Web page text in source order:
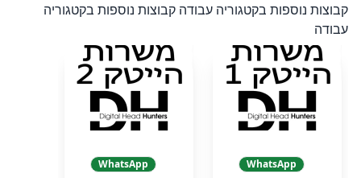
קבוצות נוספות בקטגוריה עבודה קבוצות נוספות בקטגוריה
עבודה
WhatsApp
WhatsApp